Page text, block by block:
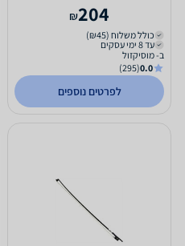
204
₪
כולל משלוח (₪45)
עד 8 ימי עסקים
ב- מוסיקזול
0.0
(295)
לפרטים נוספים